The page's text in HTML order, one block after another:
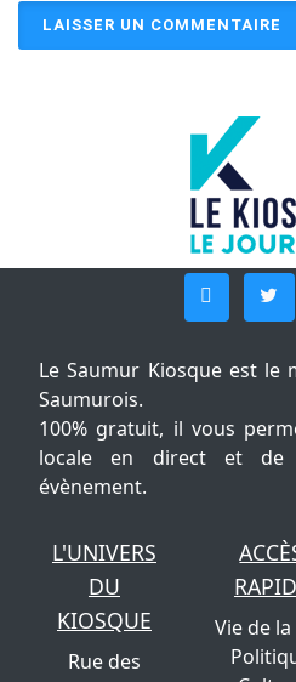
Le Saumur Kiosque est le
Saumurois.
100% gratuit, il vous
locale en direct et de
évènement.
L'UNIVERS
DU
KIOSQUE
Rue des
Vie de